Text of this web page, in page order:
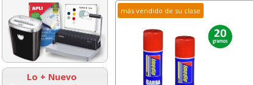
Lo + Nuevo
más vendido de su clase
Bloc notas adhesivas
76x76 100h Rosa chicle
neón fluor
Carpeta
50200
visor